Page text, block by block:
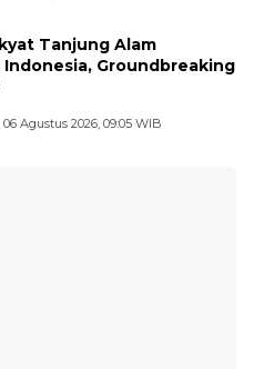
Tanjung Alam
Indonesia, Groundbreaking
06 Agustus 2026, 09:05 WIB